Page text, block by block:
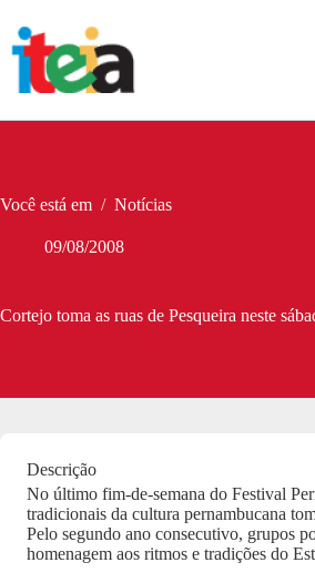
para
conteúdo
Você está em / Notícias
09/08/2008
Cortejo toma as ruas de Pesqueira neste
Descrição
No último fim-de-semana do Festival
tradicionais da cultura pernambucana
Pelo segundo ano consecutivo, grupos
homenagem aos ritmos e tradições do